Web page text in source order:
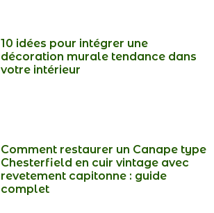
10 idées pour intégrer une
décoration murale tendance dans
votre intérieur
Comment restaurer un Canape type
Chesterfield en cuir vintage avec
revetement capitonne : guide
complet